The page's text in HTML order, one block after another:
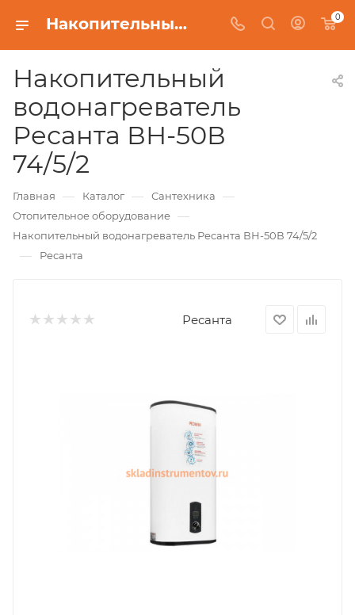
Накопительный водонагреватель Ресанта ВН-50В 74/5/2 0
Накопительный
водонагреватель
Ресанта ВН-50В
74/5/2
Главная — Каталог — Сантехника —
Отопительное оборудование —
Накопительный водонагреватель Ресанта ВН-50В 74/5/2
— Ресанта
Ресанта